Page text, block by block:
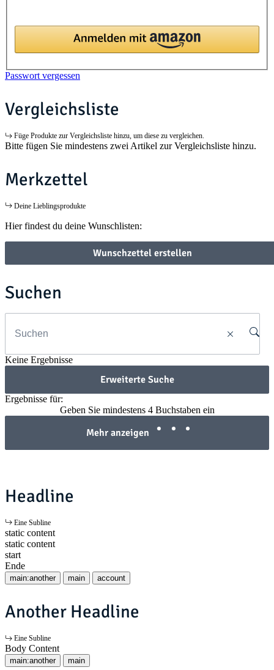
Passwort vergessen
Vergleichsliste
Füge Produkte zur Vergleichsliste hinzu, um diese zu vergleichen.
Bitte fügen Sie mindestens zwei Artikel zur Vergleichsliste hinzu.
Merkzettel
Deine Lieblingsprodukte
Hier findest du deine Wunschlisten:
Wunschzettel erstellen
Suchen
Keine Ergebnisse
Erweiterte Suche
Ergebnisse für:
Geben Sie mindestens 4 Buchstaben ein
Mehr anzeigen
Headline
Eine Subline
static content
static content
start
Ende
main:another main account
Another Headline
Eine Subline
Body Content
main:another main